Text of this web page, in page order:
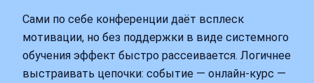
Сами по себе конференции даёт всплеск
мотивации, но без поддержки в виде системного
обучения эффект быстро рассеивается. Логичнее
выстраивать цепочки: событие — онлайн‑курс —